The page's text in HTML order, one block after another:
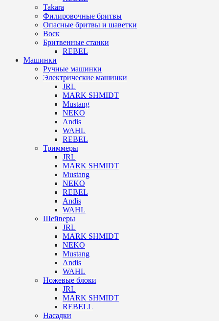
Takara
Филировочные бритвы
Опасные бритвы и шаветки
Воск
Бритвенные станки
REBEL
Машинки
Ручные машинки
Электрические машинки
JRL
MARK SHMIDT
Mustang
NEKO
Andis
WAHL
REBEL
Триммеры
JRL
MARK SHMIDT
Mustang
NEKO
REBEL
Andis
WAHL
Шейверы
JRL
MARK SHMIDT
NEKO
Mustang
Andis
WAHL
Ножевые блоки
JRL
MARK SHMIDT
REBELL
Насадки